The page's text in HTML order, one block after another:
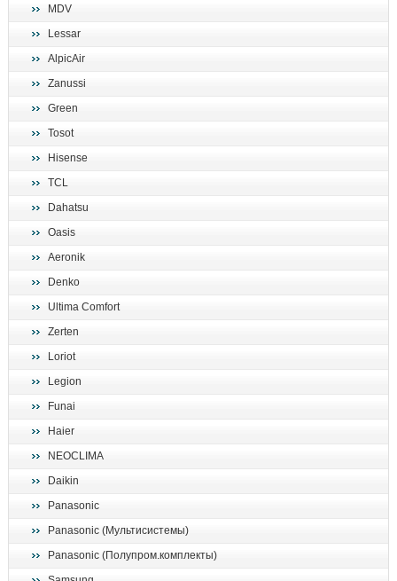
MDV
Lessar
AlpicAir
Zanussi
Green
Tosot
Hisense
TCL
Dahatsu
Oasis
Aeronik
Denko
Ultima Comfort
Zerten
Loriot
Legion
Funai
Haier
NEOCLIMA
Daikin
Panasonic
Panasonic (Мультисистемы)
Panasonic (Полупром.комплекты)